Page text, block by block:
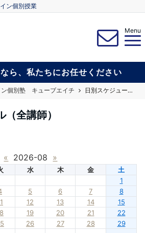
ン個別授業
Menu
ら、私たちにお任せください
ン個別塾 キューブエイチ 日別スケジュール（全講師）
（全講師）
« 2026-08 »
水 木 金
土
1
5 6 7
8
12 13 14
15
19 20 21
22
26 27 28
29